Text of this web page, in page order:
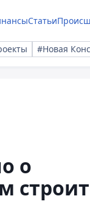
Статьи
#Новая
о